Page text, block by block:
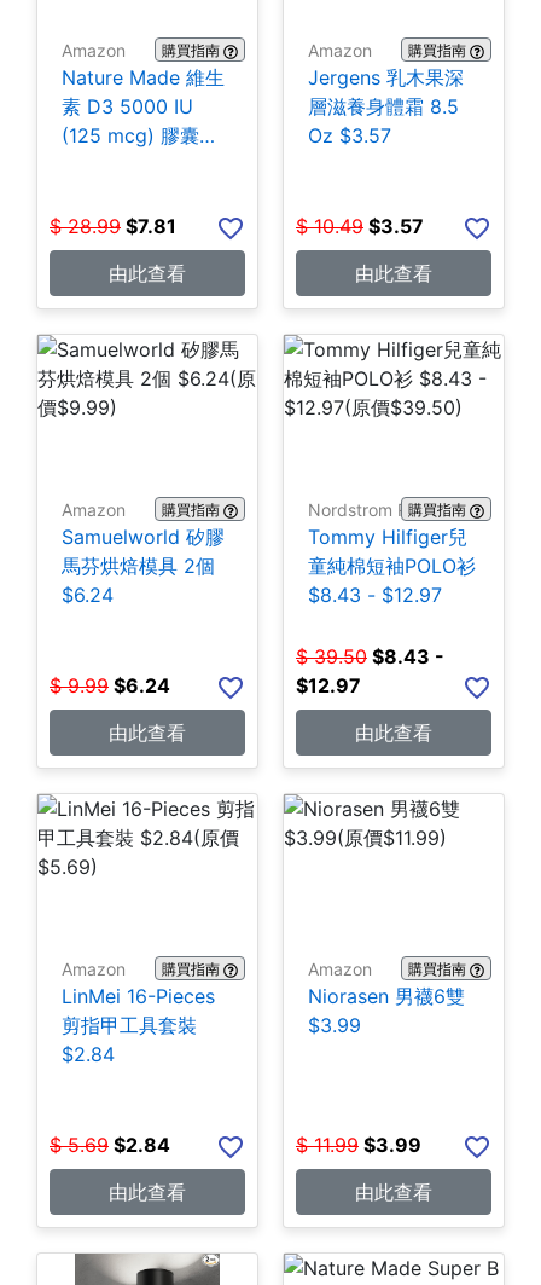
Amazon 購買指南
Nature Made 維生
素 D3 5000 IU
(125 mcg) 膠囊
$ 28.99 $7.81
由此查看
Amazon 購買指南
Jergens 乳木果深
層滋養身體霜 8.5
Oz $3.57
$ 10.49 $3.57
由此查看
Amazon 購買指南
Samuelworld 矽膠
馬芬烘焙模具 2個
$6.24
$ 9.99 $6.24
由此查看
Nordstrom Rack購買指南
Tommy Hilfiger兒
童純棉短袖POLO衫
$8.43 - $12.97
$ 39.50 $8.43 -
$12.97
由此查看
Amazon 購買指南
LinMei 16-Pieces
剪指甲工具套裝
$2.84
$ 5.69 $2.84
由此查看
Amazon 購買指南
Niorasen 男襪6雙
$3.99
$ 11.99 $3.99
由此查看